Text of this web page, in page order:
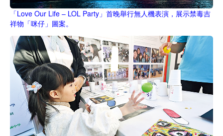
「Love Our Life – LOL Party」首晚舉行無人機表演，展示禁毒吉
祥物「咪仔」圖案。